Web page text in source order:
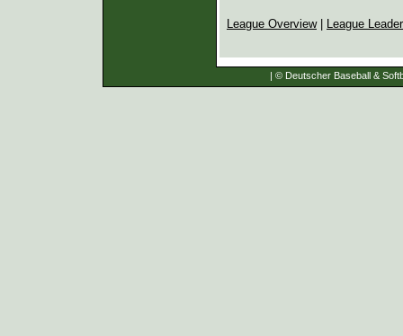
League Overview| League
| © Deutscher Baseball &